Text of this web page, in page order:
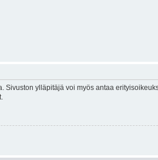
ylläpitäjä voi myös antaa